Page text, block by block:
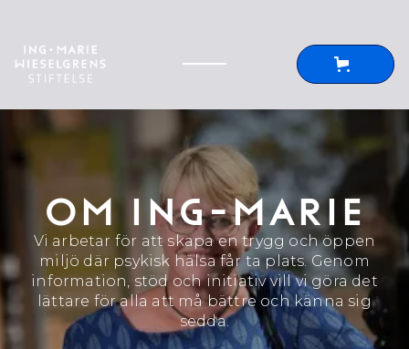
OM ING-MARIE
Vi arbetar för att skapa en trygg och öppen
miljö där psykisk hälsa får ta plats. Genom
information, stöd och initiativ vill vi göra det
lättare för alla att må bättre och känna sig
sedda.